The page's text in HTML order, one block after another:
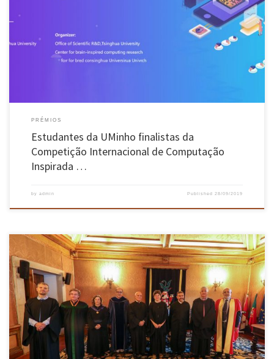
Uma equipa formada pelos estudantes Weronika Wojtak, Flora Ferreira e Paulo Vicente, dos
programas doutorais em Matemática e em Engenharia Eletrónica e Computadores da
Universidade do Minho, está entre as 16 finalistas do 1º Prémio da “2019 International
Collegiate Competition for Brain-inspired Computing”, na China, após vencer a sua
eliminatória […]
PRÉMIOS
Estudantes da UMinho finalistas da
Competição Internacional de Computação
Inspirada …
by admin Published 28/09/2019
Provas decorreram nos dias 23 e 24 de setembro no Salão Nobre da Universidade do Minho.
Decorreram a 23 e 24 de setembro, no salão nobre da Universidade do Minho, no Largo do
Paço, em Braga, as provas de agregação requeridas por Ana Alice Rodrigues Pereira Baptista,
Professora Auxiliar do […]